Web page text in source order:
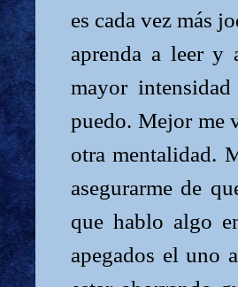
es cada vez más
aprenda a leer y
mayor
puedo. Mejor me
otra mentalidad.
asegurarme de
que hablo algo
apegados el uno